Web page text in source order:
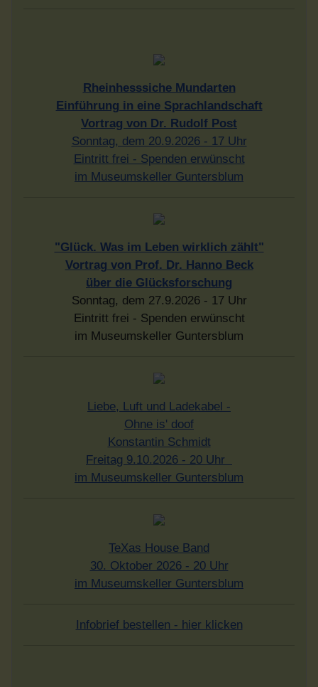
Rheinhesssiche Mundarten
Einführung in eine Sprachlandschaft
Vortrag von Dr. Rudolf Post
Sonntag, dem 20.9.2026 - 17 Uhr
Eintritt frei - Spenden erwünscht
im Museumskeller Guntersblum
"Glück. Was im Leben wirklich zählt"
Vortrag von Prof. Dr. Hanno Beck
über die Glücksforschung
Sonntag, dem 27.9.2026 - 17 Uhr
Eintritt frei - Spenden erwünscht
im Museumskeller Guntersblum
Liebe, Luft und Ladekabel -
Ohne is' doof
Konstantin Schmidt
Freitag 9.10.2026 - 20 Uhr
im Museumskeller Guntersblum
TeXas House Band
30. Oktober 2026 - 20 Uhr
im Museumskeller Guntersblum
Infobrief bestellen - hier klicken